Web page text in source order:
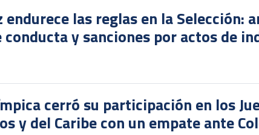
endurece las reglas en la Selección:
conducta y sanciones por actos de
cerró su participación en los
y del Caribe con un empate ante